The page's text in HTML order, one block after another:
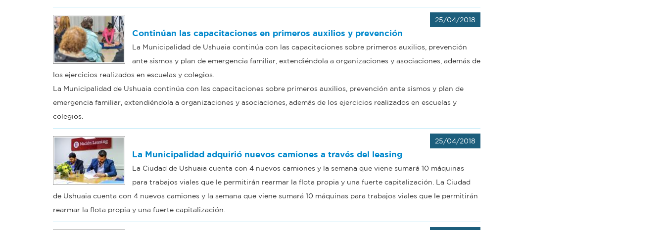
25/04/2018
Continúan las capacitaciones en primeros auxilios y prevención
La Municipalidad de Ushuaia continúa con las capacitaciones sobre primeros auxilios, prevención
ante sismos y plan de emergencia familiar, extendiéndola a organizaciones y asociaciones, además de
los ejercicios realizados en escuelas y colegios.
La Municipalidad de Ushuaia continúa con las capacitaciones sobre primeros auxilios, prevención ante sismos y plan de
emergencia familiar, extendiéndola a organizaciones y asociaciones, además de los ejercicios realizados en escuelas y
colegios.
25/04/2018
La Municipalidad adquirió nuevos camiones a través del leasing
La Ciudad de Ushuaia cuenta con 4 nuevos camiones y la semana que viene sumará 10 máquinas
para trabajos viales que le permitirán rearmar la flota propia y una fuerte capitalización. La Ciudad
de Ushuaia cuenta con 4 nuevos camiones y la semana que viene sumará 10 máquinas para trabajos viales que le permitirán
rearmar la flota propia y una fuerte capitalización.